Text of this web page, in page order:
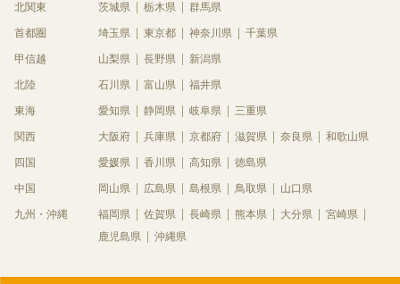
北関東
茨城県 栃木県 群馬県
首都圏 埼玉県 東京都 神奈川県 千葉県
甲信越 山梨県 長野県 新潟県
北陸 石川県 富山県 福井県
東海 愛知県 静岡県 岐阜県 三重県
関西 大阪府 兵庫県 京都府 滋賀県 奈良県 和歌山県
四国 愛媛県 香川県 高知県 徳島県
中国 岡山県 広島県 島根県 鳥取県 山口県
九州・沖縄 福岡県 佐賀県 長崎県 熊本県 大分県
宮崎県
鹿児島県
沖縄県